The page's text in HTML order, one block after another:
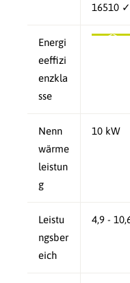
16510 ✓
Energi
eeffizi
enzkla
sse
Nenn
wärme
leistun
g
10 kW
Leistu
ngsber
eich
4,9 -